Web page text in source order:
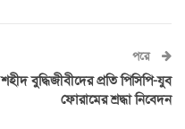
পরে
শহীদ বুদ্ধিজীবীদের প্রতি পিসিপি-যুব
ফোরামের শ্রদ্ধা নিবেদন